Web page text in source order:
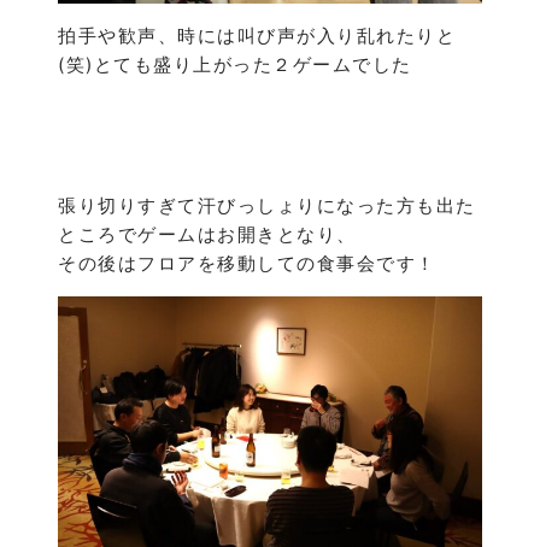
拍手や歓声、時には叫び声が入り乱れたりと
(笑)とても盛り上がった２ゲームでした
張り切りすぎて汗びっしょりになった方も出た
ところでゲームはお開きとなり、
その後はフロアを移動しての食事会です！